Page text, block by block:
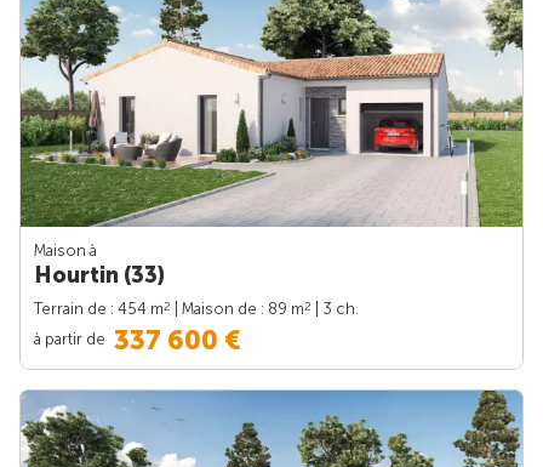
Maison à
Hourtin (33)
Terrain de : 454 m2 | Maison de : 89 m2
| 3 ch.
à partir de 337 600 €